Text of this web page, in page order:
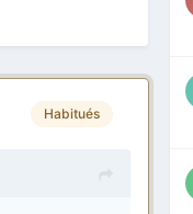
Habitués